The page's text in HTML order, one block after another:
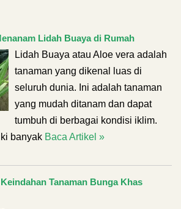
Lidah Buaya di Rumah
Lidah Buaya atau Aloe vera adalah
tanaman yang dikenal luas di
seluruh dunia. Ini adalah tanaman
yang mudah ditanam dan dapat
tumbuh di berbagai kondisi iklim.
banyak Baca Artikel »
Tanaman Bunga Khas